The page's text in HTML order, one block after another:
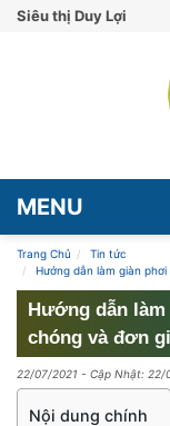
Siêu thị Duy Lợi
MENU
Trang Chủ
Tin tức
Hướng dẫn làm giàn
Hướng dẫn
chóng và đơn
22/07/2021 - Cập Nhật: 22/
Nội dung chính